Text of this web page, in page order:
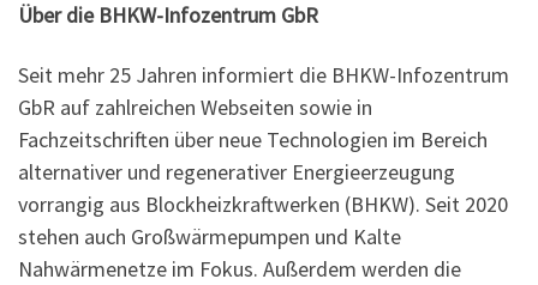
Über die BHKW-Infozentrum GbR
Seit mehr 25 Jahren informiert die BHKW-Infozentrum
GbR auf zahlreichen Webseiten sowie in
Fachzeitschriften über neue Technologien im Bereich
alternativer und regenerativer Energieerzeugung
vorrangig aus Blockheizkraftwerken (BHKW). Seit 2020
stehen auch Großwärmepumpen und Kalte
Nahwärmenetze im Fokus. Außerdem werden die